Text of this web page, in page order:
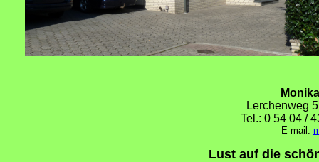
Lerchenweg
Tel.: 0 54 04 /
E-mail:
Lust auf die